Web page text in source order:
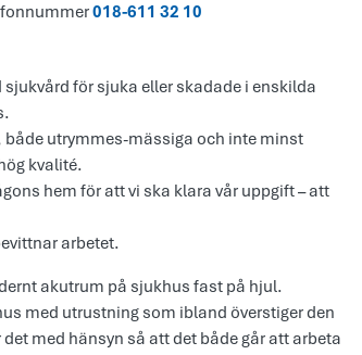
018-611 32 10
för sjuka eller skadade i enskilda
utrymmes-mässiga och inte minst
kvalité.
hem för att vi ska klara vår uppgift – att
arbetet.
akutrum på sjukhus fast på hjul.
med utrustning som ibland överstiger den
med hänsyn så att det både går att arbeta